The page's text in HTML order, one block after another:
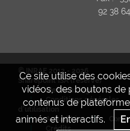
Ce site utilise des
vidéos, des boutons de
contenus de
animés et interactifs.
92 38
© INRAE 2012 - 2026
Sharepoint ISA (réservé)
Mentions legales
Conditions générales
Actualités
Crédits